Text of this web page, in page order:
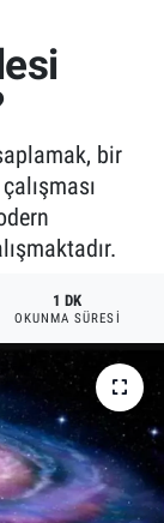
bir
1 DK
OKUNMA SÜRESI